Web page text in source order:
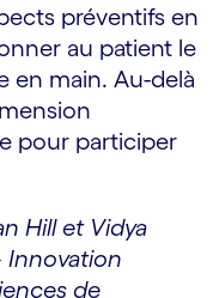
préventifs en
au patient le
en main. Au-delà
pour participer
Hill et Vidya
Innovation
de